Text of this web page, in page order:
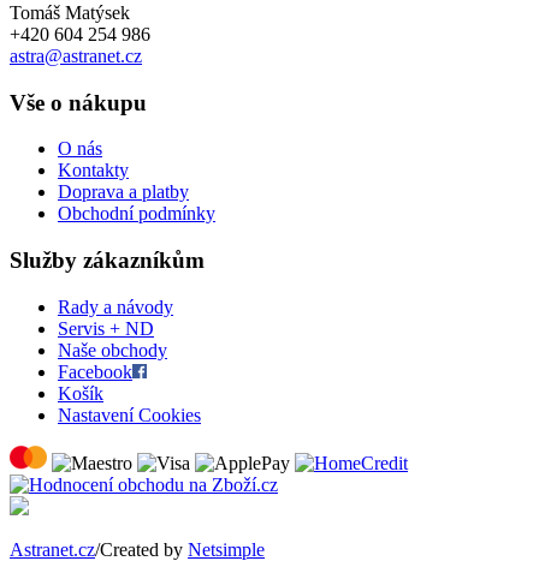
Tomáš Matýsek
+420 604 254 986
astra@astranet.cz
Vše o nákupu
O nás
Kontakty
Doprava a platby
Obchodní podmínky
Služby zákazníkům
Rady a návody
Servis + ND
Naše obchody
Facebook
Košík
Nastavení Cookies
Astranet.cz/Created by Netsimple